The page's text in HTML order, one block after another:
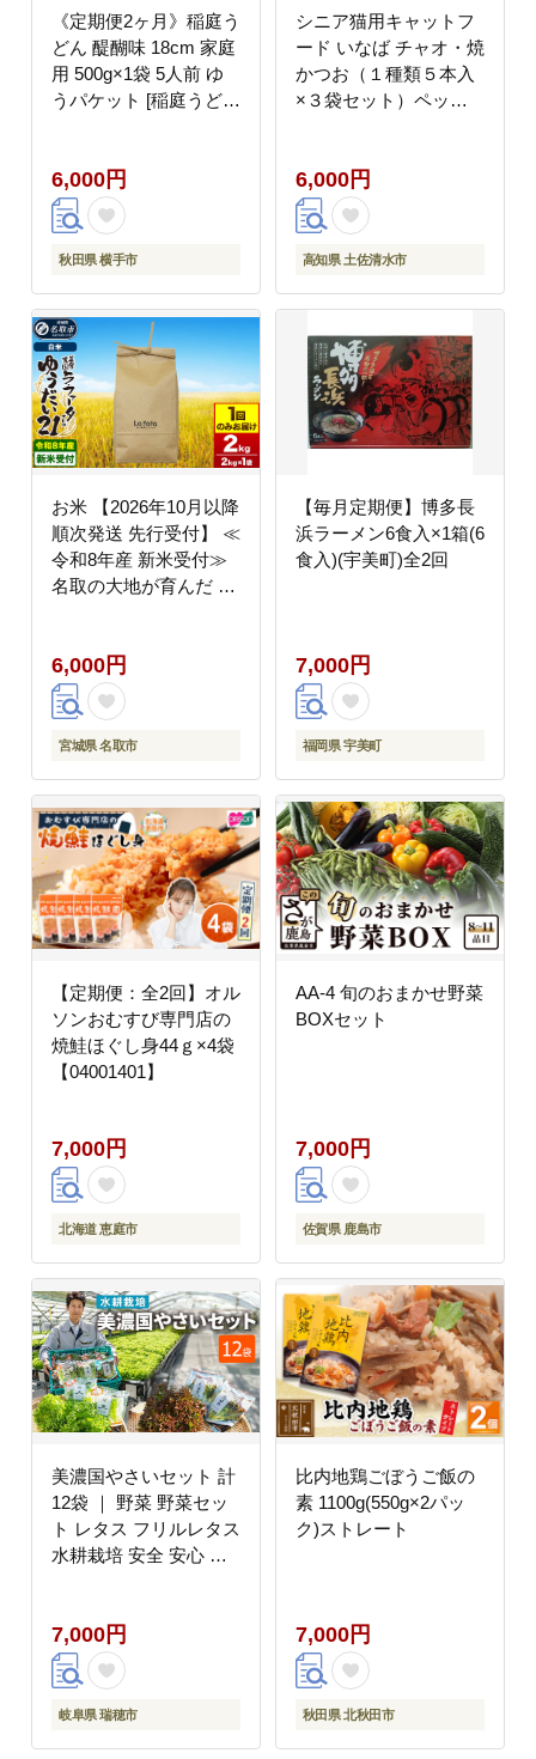
《定期便2ヶ月》稲庭う
どん 醍醐味 18cm 家庭
用 500g×1袋 5人前 ゆ
うパケット [稲庭うどん
保存食 長期保存 家庭用
18cm ゆうパケット]
6,000円
秋田県 横手市
シニア猫用キャットフ
ード いなば チャオ・焼
かつお（１種類５本入
×３袋セット）ペット
カツオ 魚肉 おやつ ご
はん 高知県 土佐清水市
【R00042】
6,000円
高知県 土佐清水市
お米 【2026年10月以降
順次発送 先行受付】 ≪
令和8年産 新米受付≫
名取の大地が育んだ ゆ
うだい21 ブランド米
お米 白米 精米 米どこ
ろ 宮城]
6,000円
宮城県 名取市
【毎月定期便】博多長
浜ラーメン6食入×1箱(6
食入)(宇美町)全2回
7,000円
福岡県 宇美町
【定期便：全2回】オル
ソンおむすび専門店の
焼鮭ほぐし身44ｇ×4袋
【04001401】
7,000円
北海道 恵庭市
AA-4 旬のおまかせ野菜
BOXセット
7,000円
佐賀県 鹿島市
美濃国やさいセット 計
12袋 ｜ 野菜 野菜セッ
ト レタス フリルレタス
水耕栽培 安全 安心 衛
イッチ ※離島への配送
不可
7,000円
岐阜県 瑞穂市
比内地鶏ごぼうご飯の
素 1100g(550g×2パッ
ク)ストレート
7,000円
秋田県 北秋田市